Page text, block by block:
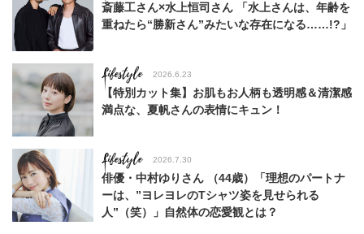
斎藤工さん×水上恒司さん 「水上さんは、年齢を
重ねたら“勝新さん”みたいな存在になる……!?」
Lifestyle 2026.6.23
【特別カット集】お肌もお人柄も透明感＆清潔感
満点な、夏帆さんの表情にキュン！
Lifestyle 2026.7.30
俳優・中村ゆりさん （44歳）「理想のパートナ
ーは、”ヨレヨレのTシャツ姿を見せられる
人”（笑）」自然体の恋愛観とは？